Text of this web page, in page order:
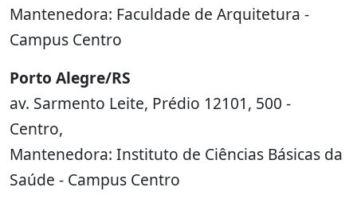
Mantenedora: Faculdade de Arquitetura -
Campus Centro
Porto Alegre/RS
av. Sarmento Leite, Prédio 12101, 500 -
Centro,
Mantenedora: Instituto de Ciências Básicas da
Saúde - Campus Centro